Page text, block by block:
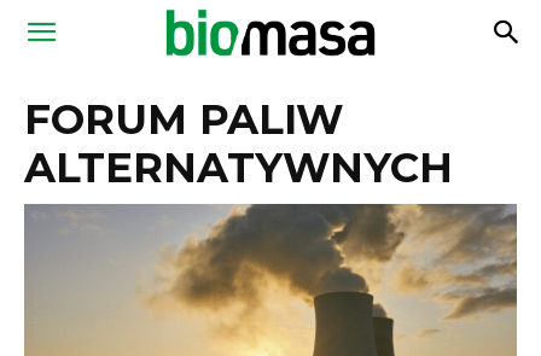
Magazyn
FORUM PALIW
ALTERNATYWNYCH